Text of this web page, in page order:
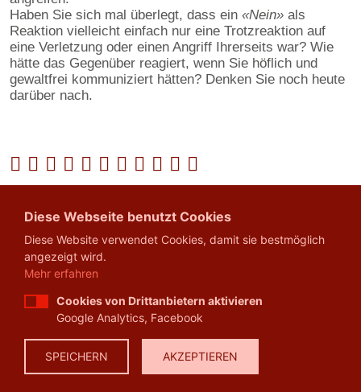
Haben Sie sich mal überlegt, dass ein «Nein» als
Reaktion vielleicht einfach nur eine Trotzreaktion auf
eine Verletzung oder einen Angriff Ihrerseits war? Wie
hätte das Gegenüber reagiert, wenn Sie höflich und
gewaltfrei kommuniziert hätten? Denken Sie noch heute
darüber nach.
zurück
Madeleine Zbinden GmbH
Sihlstrasse 99
Diese Webseite benutzt Cookies
Diese Website verwendet Cookies, damit sie bestmöglich
angezeigt wird.
Mehr erfahren
Cookies von Drittanbietern aktivieren
Google Analytics, Facebook
SPEICHERN AKZEPTIEREN